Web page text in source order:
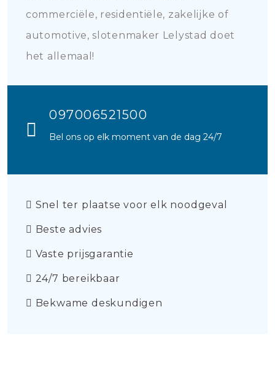
commerciële, residentiële, zakelijke of
automotive, slotenmaker Lelystad doet
het allemaal!
097006521500
Bel ons op elk moment van de dag 24/7
Snel ter plaatse voor elk noodgeval
Beste advies
Vaste prijsgarantie
24/7 bereikbaar
Bekwame deskundigen